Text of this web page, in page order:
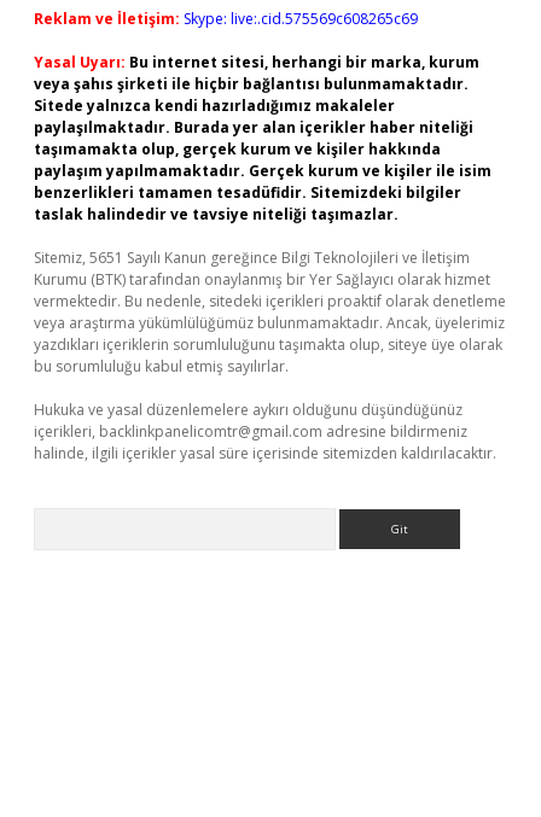
Reklam ve İletişim: Skype: live:.cid.575569c608265c69
Yasal Uyarı: Bu internet sitesi, herhangi bir marka, kurum
veya şahıs şirketi ile hiçbir bağlantısı bulunmamaktadır.
Sitede yalnızca kendi hazırladığımız makaleler
paylaşılmaktadır. Burada yer alan içerikler haber niteliği
taşımamakta olup, gerçek kurum ve kişiler hakkında
paylaşım yapılmamaktadır. Gerçek kurum ve kişiler ile isim
benzerlikleri tamamen tesadüfidir. Sitemizdeki bilgiler
taslak halindedir ve tavsiye niteliği taşımazlar.
Sitemiz, 5651 Sayılı Kanun gereğince Bilgi Teknolojileri ve İletişim
Kurumu (BTK) tarafından onaylanmış bir Yer Sağlayıcı olarak hizmet
vermektedir. Bu nedenle, sitedeki içerikleri proaktif olarak denetleme
veya araştırma yükümlülüğümüz bulunmamaktadır. Ancak, üyelerimiz
yazdıkları içeriklerin sorumluluğunu taşımakta olup, siteye üye olarak
bu sorumluluğu kabul etmiş sayılırlar.
Hukuka ve yasal düzenlemelere aykırı olduğunu düşündüğünüz
içerikleri, backlinkpanelicomtr@gmail.com adresine bildirmeniz
halinde, ilgili içerikler yasal süre içerisinde sitemizden kaldırılacaktır.